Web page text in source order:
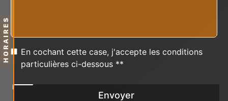
HORAIRES
En cochant cette case, j'accepte les conditions
particulières ci-dessous **
Envoyer